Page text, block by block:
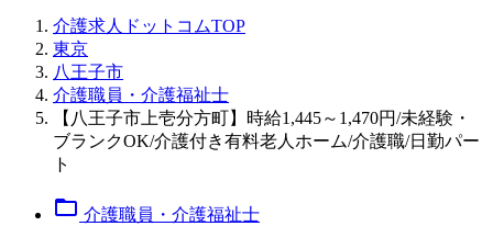
介護求人ドットコムTOP
東京
八王子市
介護職員・介護福祉士
【八王子市上壱分方町】時給1,445～1,470円/未経験・
ブランクOK/介護付き有料老人ホーム/介護職/日勤パー
ト
folder_open 介護職員・介護福祉士